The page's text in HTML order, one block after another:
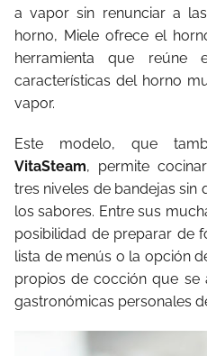
a vapor sin renunciar a
horno, Miele ofrece el
herramienta que
características del horno
vapor.
Este modelo, que
VitaSteam, permite
tres niveles de bandejas sin
los sabores. Entre sus
posibilidad de preparar de
lista de menús o la opción
propios de cocción que se
gastronómicas personales